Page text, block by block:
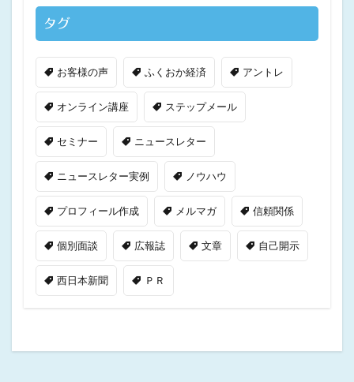
タグ
お客様の声 ふくおか経済 アントレ
オンライン講座 ステップメール
セミナー ニュースレター
ニュースレター実例 ノウハウ
プロフィール作成 メルマガ 信頼関係
個別面談 広報誌 文章 自己開示
西日本新聞 ＰＲ